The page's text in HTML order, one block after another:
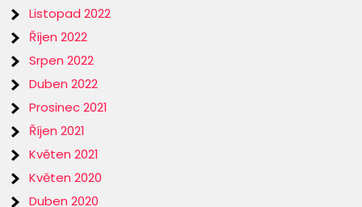
Listopad 2022
Říjen 2022
Srpen 2022
Duben 2022
Prosinec 2021
Říjen 2021
Květen 2021
Květen 2020
Duben 2020